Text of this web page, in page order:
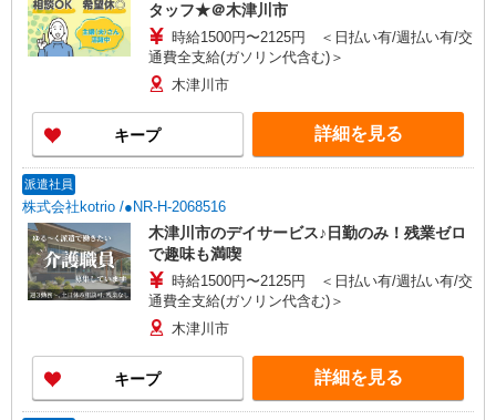
タッフ★＠木津川市
時給1500円〜2125円 ＜日払い有/週払い有/交
通費全支給(ガソリン代含む)＞
木津川市
キープ 詳細を見る
派遣社員
株式会社kotrio /●NR-H-2068516
木津川市のデイサービス♪日勤のみ！残業ゼロ
で趣味も満喫
時給1500円〜2125円 ＜日払い有/週払い有/交
通費全支給(ガソリン代含む)＞
木津川市
キープ 詳細を見る